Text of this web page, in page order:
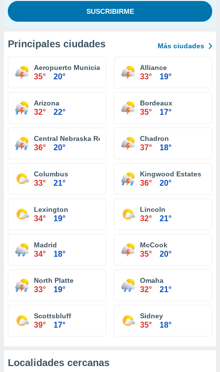
Principales ciudades Más ciudades
Aeropuerto Municial O'Neill
35° 20°
Alliance
33° 19°
Arizona
32° 22°
Bordeaux
35° 17°
Central Nebraska Regional Airport
36° 20°
Chadron
37° 18°
Columbus
33° 21°
Kingwood Estates
36° 20°
Lexington
34° 19°
Lincoln
32° 21°
Madrid
34° 18°
McCook
35° 20°
North Platte
33° 19°
Omaha
32° 21°
Scottsbluff
39° 17°
Sidney
35° 18°
Localidades cercanas